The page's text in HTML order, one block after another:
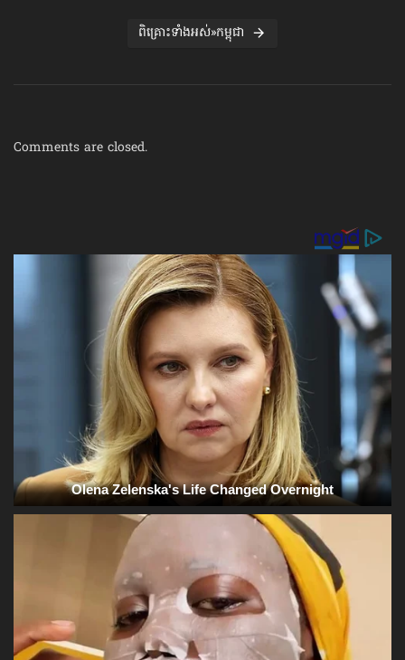
ពិគ្រោះទាំងអស់»កម្ពុជា
Comments are closed.